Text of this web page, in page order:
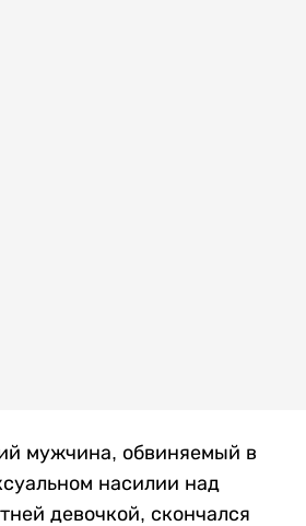
мужчина, обвиняемый в
насилии над
девочкой, скончался